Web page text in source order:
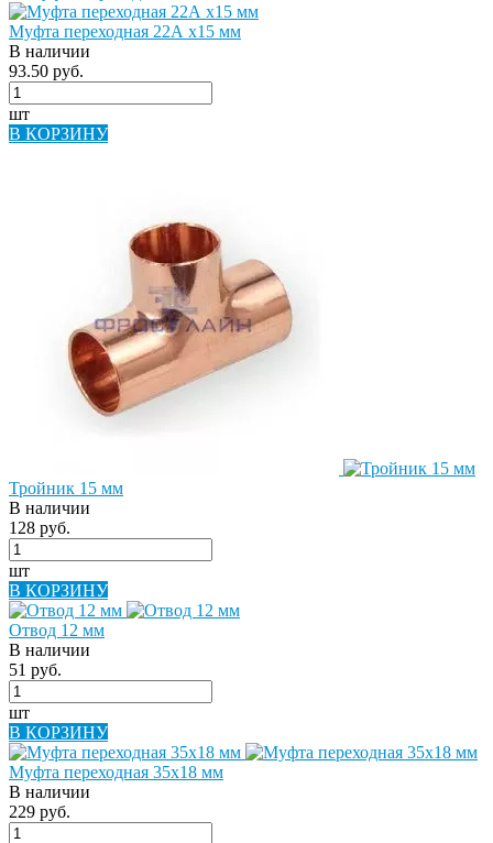
Муфта переходная 22А х15 мм
В наличии
93.50 руб.
шт
В КОРЗИНУ
Тройник 15 мм
В наличии
128 руб.
шт
В КОРЗИНУ
Отвод 12 мм
В наличии
51 руб.
шт
В КОРЗИНУ
Муфта переходная 35х18 мм
В наличии
229 руб.